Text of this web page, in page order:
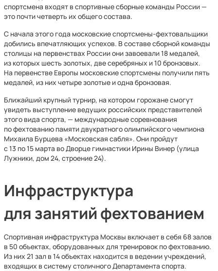
спортсмена входят в спортивные сборные команды России —
это почти четверть их общего состава.
С начала этого года московские спортсмены-фехтовальщики
добились впечатляющих успехов. В составе сборной команды
столицы на первенствах России они завоевали 18 медалей,
из которых шесть золотых, две серебряных и 10 бронзовых.
На первенстве Европы московские спортсмены получили пять
медалей, из них четыре золотые и одна бронзовая.
Ближайший крупный турнир, на котором горожане смогут
увидеть выступление ведущих российских представителей
этого вида спорта, — международные соревнования
по фехтованию памяти двукратного олимпийского чемпиона
Михаила Бурцева «Московская сабля». Они пройдут
с 13 по 15 марта во Дворце гимнастики Ирины Винер (улица
Лужники, дом 24, строение 24).
Инфраструктура
для занятий фехтованием
Спортивная инфраструктура Москвы включает в себя 68 залов
в 50 объектах, оборудованных для тренировок по фехтованию.
Из них 21 зал в 14 объектах находится в ведении учреждений,
входящих в систему столичного Департамента спорта.